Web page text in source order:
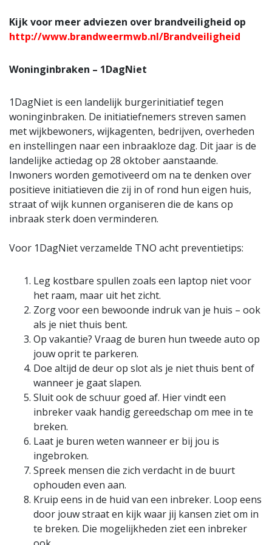
Kijk voor meer adviezen over brandveiligheid op
http://www.brandweermwb.nl/Brandveiligheid
Woninginbraken – 1DagNiet
1DagNiet is een landelijk burgerinitiatief tegen
woninginbraken. De initiatiefnemers streven samen
met wijkbewoners, wijkagenten, bedrijven, overheden
en instellingen naar een inbraakloze dag. Dit jaar is de
landelijke actiedag op 28 oktober aanstaande.
Inwoners worden gemotiveerd om na te denken over
positieve initiatieven die zij in of rond hun eigen huis,
straat of wijk kunnen organiseren die de kans op
inbraak sterk doen verminderen.
Voor 1DagNiet verzamelde TNO acht preventietips:
Leg kostbare spullen zoals een laptop niet voor
het raam, maar uit het zicht.
Zorg voor een bewoonde indruk van je huis – ook
als je niet thuis bent.
Op vakantie? Vraag de buren hun tweede auto op
jouw oprit te parkeren.
Doe altijd de deur op slot als je niet thuis bent of
wanneer je gaat slapen.
Sluit ook de schuur goed af. Hier vindt een
inbreker vaak handig gereedschap om mee in te
breken.
Laat je buren weten wanneer er bij jou is
ingebroken.
Spreek mensen die zich verdacht in de buurt
ophouden even aan.
Kruip eens in de huid van een inbreker. Loop eens
door jouw straat en kijk waar jij kansen ziet om in
te breken. Die mogelijkheden ziet een inbreker